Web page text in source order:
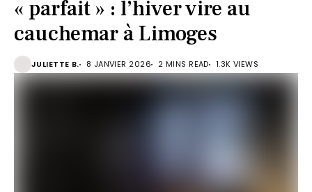
« parfait » : l’hiver vire au
cauchemar à Limoges
JULIETTE B. 8 JANVIER 2026 2 MINS READ 1.3K VIEWS